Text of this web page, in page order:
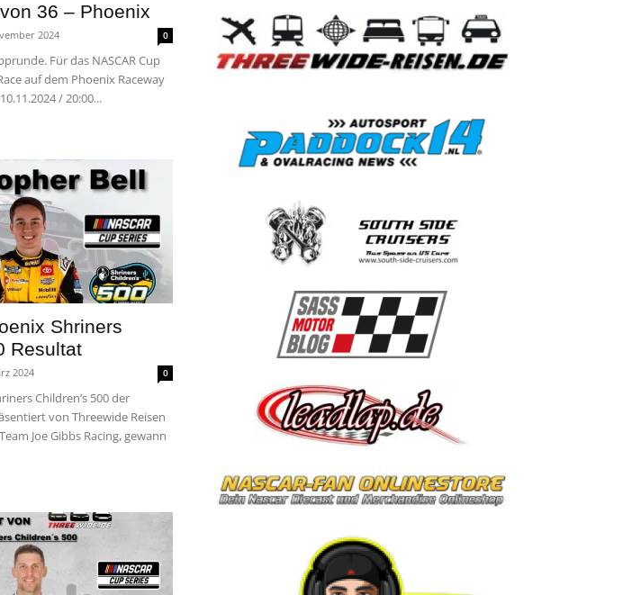
36 – Phoenix
2024 0
Für das NASCAR Cup
auf dem Phoenix Raceway
/ 20:00...
Shriners
Resultat
2024 0
Children’s 500 der
von Threewide Reisen
Joe Gibbs Racing, gewann